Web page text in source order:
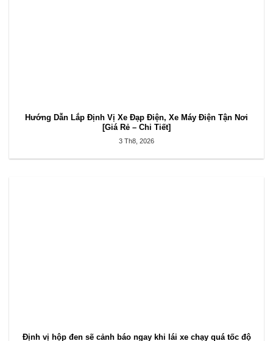
Hướng Dẫn Lắp Định Vị Xe Đạp Điện, Xe Máy Điện Tận Nơi
[Giá Rẻ – Chi Tiết]
3 Th8, 2026
Định vị hộp đen sẽ cảnh báo ngay khi lái xe chạy quá tốc độ